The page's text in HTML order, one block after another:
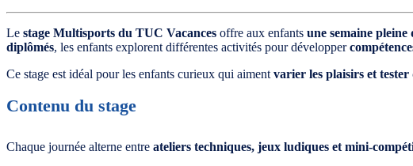
Le stage Multisports du TUC Vacances offre aux enfants une semaine pleine
diplômés, les enfants explorent différentes activités pour développer
Ce stage est idéal pour les enfants curieux qui aiment varier les plaisirs et
Contenu du stage
Chaque journée alterne entre ateliers techniques, jeux ludiques et mini-